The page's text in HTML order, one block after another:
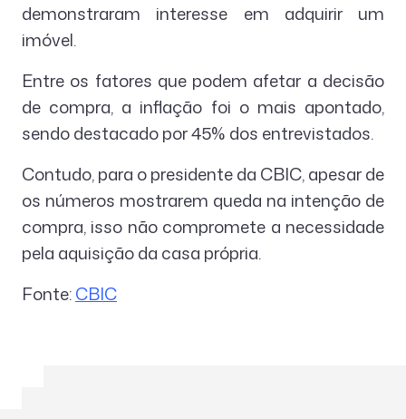
demonstraram interesse em adquirir um
imóvel.
Entre os fatores que podem afetar a decisão
de compra, a inflação foi o mais apontado,
sendo destacado por 45% dos entrevistados.
Contudo, para o presidente da CBIC, apesar de
os números mostrarem queda na intenção de
compra, isso não compromete a necessidade
pela aquisição da casa própria.
Fonte:CBIC